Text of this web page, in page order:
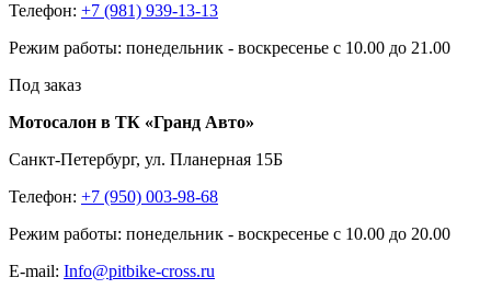
Телефон: +7 (981) 939-13-13
Режим работы: понедельник - воскресенье с 10.00 до 21.00
Под заказ
Мотосалон в ТК «Гранд Авто»
Санкт-Петербург, ул. Планерная 15Б
Телефон: +7 (950) 003-98-68
Режим работы: понедельник - воскресенье с 10.00 до 20.00
E-mail: Info@pitbike-cross.ru